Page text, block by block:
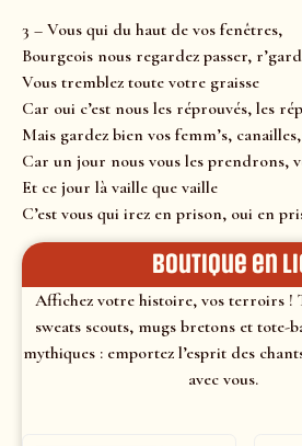
3 – Vous qui du haut de vos fenêtres,
Bourgeois nous regardez passer,
Vous tremblez toute votre graisse
Car oui c’est nous les réprouvés, les
Mais gardez bien vos femm’s, canailles,
Car un jour nous vous les prendrons,
Et ce jour là vaille que vaille
C’est vous qui irez en prison, oui en
Boutique en
Affichez votre histoire, vos terroirs !
sweats scouts, mugs bretons et tote-
mythiques : emportez l’esprit des
avec vous.